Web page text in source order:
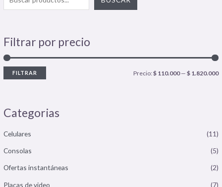
Filtrar por precio
FILTRAR Precio: $ 110.000— $ 1.820.000
Categorias
Celulares (11)
Consolas (5)
Ofertas instantáneas (2)
Placas de video (7)